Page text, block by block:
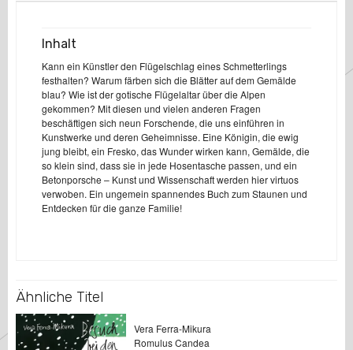
Inhalt
Kann ein Künstler den Flügelschlag eines Schmetterlings
festhalten? Warum färben sich die Blätter auf dem Gemälde
blau? Wie ist der gotische Flügelaltar über die Alpen
gekommen? Mit diesen und vielen anderen Fragen
beschäftigen sich neun Forschende, die uns einführen in
Kunstwerke und deren Geheimnisse. Eine Königin, die ewig
jung bleibt, ein Fresko, das Wunder wirken kann, Gemälde, die
so klein sind, dass sie in jede Hosentasche passen, und ein
Betonporsche – Kunst und Wissenschaft werden hier virtuos
verwoben. Ein ungemein spannendes Buch zum Staunen und
Entdecken für die ganze Familie!
Ähnliche Titel
Vera Ferra-Mikura
Romulus Candea